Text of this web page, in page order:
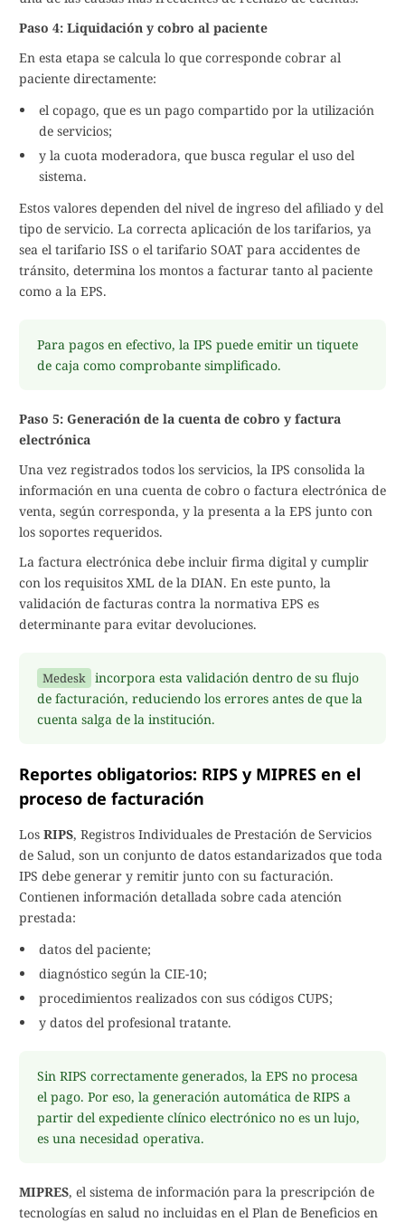
Paso 4: Liquidación y cobro al paciente
En esta etapa se calcula lo que corresponde cobrar al
paciente directamente:
el copago, que es un pago compartido por la utilización
de servicios;
y la cuota moderadora, que busca regular el uso del
sistema.
Estos valores dependen del nivel de ingreso del afiliado y del
tipo de servicio. La correcta aplicación de los tarifarios, ya
sea el tarifario ISS o el tarifario SOAT para accidentes de
tránsito, determina los montos a facturar tanto al paciente
como a la EPS.
Para pagos en efectivo, la IPS puede emitir un tiquete
de caja como comprobante simplificado.
Paso 5: Generación de la cuenta de cobro y factura
electrónica
Una vez registrados todos los servicios, la IPS consolida la
información en una cuenta de cobro o factura electrónica de
venta, según corresponda, y la presenta a la EPS junto con
los soportes requeridos.
La factura electrónica debe incluir firma digital y cumplir
con los requisitos XML de la DIAN. En este punto, la
validación de facturas contra la normativa EPS es
determinante para evitar devoluciones.
Medesk incorpora esta validación dentro de su flujo
de facturación, reduciendo los errores antes de que la
cuenta salga de la institución.
Reportes obligatorios: RIPS y MIPRES en el
proceso de facturación
Los RIPS, Registros Individuales de Prestación de Servicios
de Salud, son un conjunto de datos estandarizados que toda
IPS debe generar y remitir junto con su facturación.
Contienen información detallada sobre cada atención
prestada:
datos del paciente;
diagnóstico según la CIE-10;
procedimientos realizados con sus códigos CUPS;
y datos del profesional tratante.
Sin RIPS correctamente generados, la EPS no procesa
el pago. Por eso, la generación automática de RIPS a
partir del expediente clínico electrónico no es un lujo,
es una necesidad operativa.
MIPRES, el sistema de información para la prescripción de
tecnologías en salud no incluidas en el Plan de Beneficios en